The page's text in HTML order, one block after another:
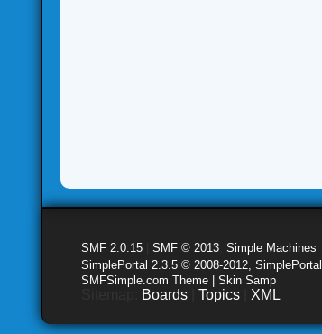
SMF 2.0.15 |SMF © 2013 ,Simple Machines
SimplePortal 2.3.5 © 2008-2012, SimplePortal
SMFSimple.com Theme | Skin Samp
Boards |Topics XML